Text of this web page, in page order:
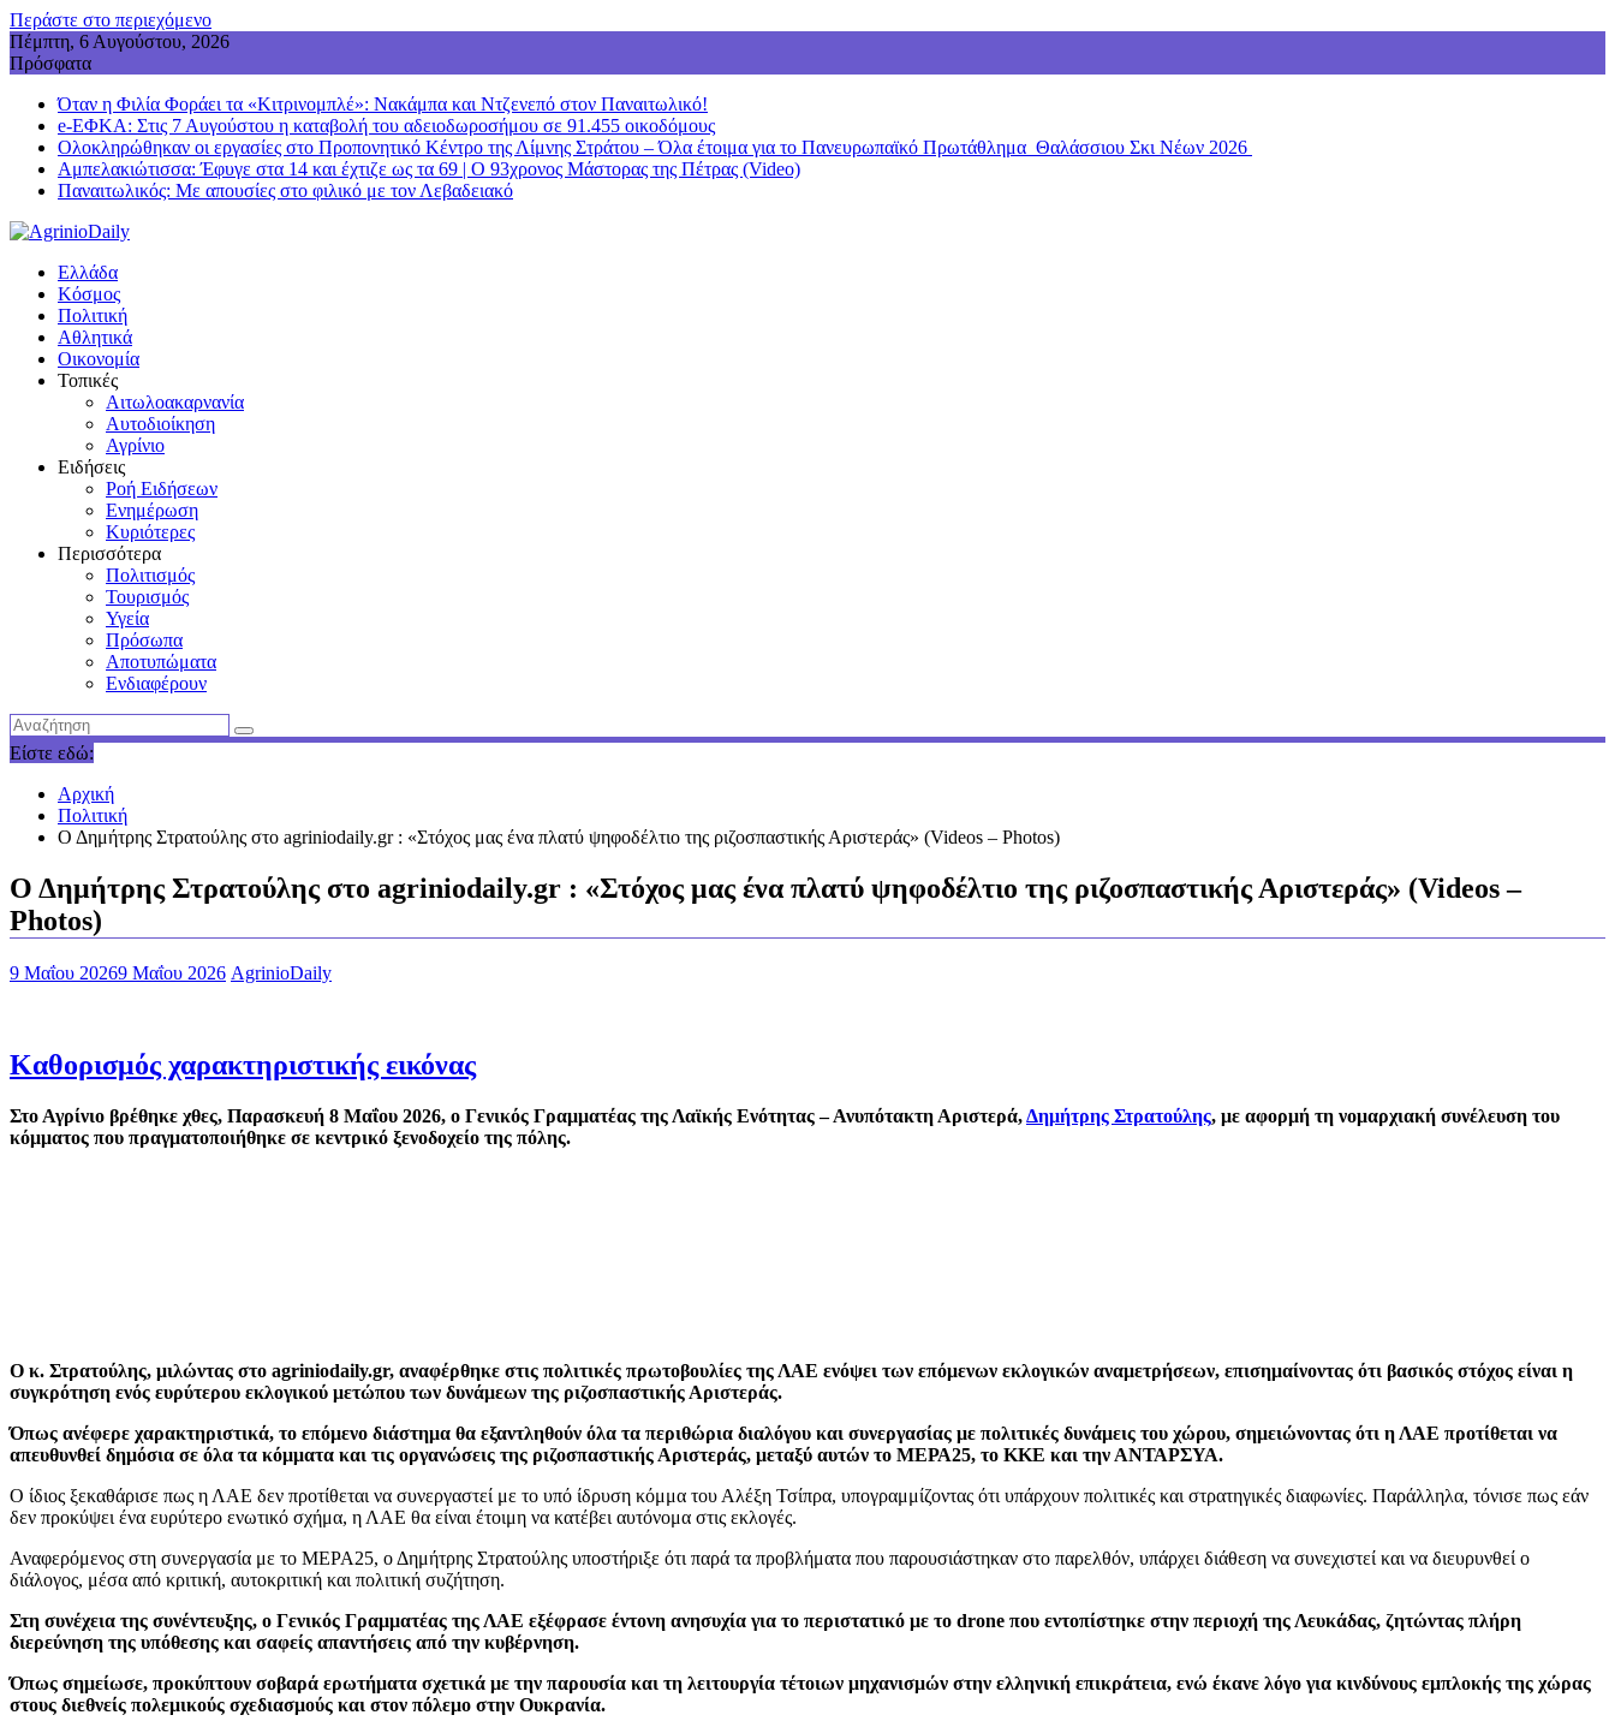
Περάστε στο περιεχόμενο
Πέμπτη, 6 Αυγούστου, 2026
Πρόσφατα
Όταν η Φιλία Φοράει τα «Κιτρινομπλέ»: Νακάμπα και Ντζενεπό στον Παναιτωλικό!
e-ΕΦΚΑ: Στις 7 Αυγούστου η καταβολή του αδειοδωροσήμου σε 91.455 οικοδόμους
Ολοκληρώθηκαν οι εργασίες στο Προπονητικό Κέντρο της Λίμνης Στράτου – Όλα έτοιμα για το Πανευρωπαϊκό Πρωτάθλημα Θαλάσσιου Σκι Νέων 2026
Αμπελακιώτισσα: Έφυγε στα 14 και έχτιζε ως τα 69 | Ο 93χρονος Μάστορας της Πέτρας (Video)
Παναιτωλικός: Με απουσίες στο φιλικό με τον Λεβαδειακό
Ελλάδα
Κόσμος
Πολιτική
Αθλητικά
Οικονομία
Τοπικές
Αιτωλοακαρνανία
Αυτοδιοίκηση
Αγρίνιο
Ειδήσεις
Ροή Ειδήσεων
Ενημέρωση
Κυριότερες
Περισσότερα
Πολιτισμός
Τουρισμός
Υγεία
Πρόσωπα
Αποτυπώματα
Ενδιαφέρουν
Είστε εδώ:
Αρχική
Πολιτική
Ο Δημήτρης Στρατούλης στο agriniodaily.gr : «Στόχος μας ένα πλατύ ψηφοδέλτιο της ριζοσπαστικής Αριστεράς» (Videos – Photos)
Ο Δημήτρης Στρατούλης στο agriniodaily.gr : «Στόχος μας ένα πλατύ ψηφοδέλτιο της ριζοσπαστικής Αριστεράς» (Videos –
Photos)
9 Μαΐου 20269 Μαΐου 2026 AgrinioDaily
Καθορισμός χαρακτηριστικής εικόνας
Στο Αγρίνιο βρέθηκε χθες, Παρασκευή 8 Μαΐου 2026, ο Γενικός Γραμματέας της Λαϊκής Ενότητας – Ανυπότακτη Αριστερά,Δημήτρης Στρατούλης, με αφορμή τη νομαρχιακή συνέλευση του
κόμματος που πραγματοποιήθηκε σε κεντρικό ξενοδοχείο της πόλης.
Ο κ. Στρατούλης, μιλώντας στο agriniodaily.gr, αναφέρθηκε στις πολιτικές πρωτοβουλίες της ΛΑΕ ενόψει των επόμενων εκλογικών αναμετρήσεων, επισημαίνοντας ότι βασικός στόχος είναι η
συγκρότηση ενός ευρύτερου εκλογικού μετώπου των δυνάμεων της ριζοσπαστικής Αριστεράς.
Όπως ανέφερε χαρακτηριστικά, το επόμενο διάστημα θα εξαντληθούν όλα τα περιθώρια διαλόγου και συνεργασίας με πολιτικές δυνάμεις του χώρου, σημειώνοντας ότι η ΛΑΕ προτίθεται να
απευθυνθεί δημόσια σε όλα τα κόμματα και τις οργανώσεις της ριζοσπαστικής Αριστεράς, μεταξύ αυτών το ΜΕΡΑ25, το ΚΚΕ και την ΑΝΤΑΡΣΥΑ.
Ο ίδιος ξεκαθάρισε πως η ΛΑΕ δεν προτίθεται να συνεργαστεί με το υπό ίδρυση κόμμα του Αλέξη Τσίπρα, υπογραμμίζοντας ότι υπάρχουν πολιτικές και στρατηγικές διαφωνίες. Παράλληλα, τόνισε πως εάν
δεν προκύψει ένα ευρύτερο ενωτικό σχήμα, η ΛΑΕ θα είναι έτοιμη να κατέβει αυτόνομα στις εκλογές.
Αναφερόμενος στη συνεργασία με το ΜΕΡΑ25, ο Δημήτρης Στρατούλης υποστήριξε ότι παρά τα προβλήματα που παρουσιάστηκαν στο παρελθόν, υπάρχει διάθεση να συνεχιστεί και να διευρυνθεί ο
διάλογος, μέσα από κριτική, αυτοκριτική και πολιτική συζήτηση.
Στη συνέχεια της συνέντευξης, ο Γενικός Γραμματέας της ΛΑΕ εξέφρασε έντονη ανησυχία για το περιστατικό με το drone που εντοπίστηκε στην περιοχή της Λευκάδας, ζητώντας πλήρη
διερεύνηση της υπόθεσης και σαφείς απαντήσεις από την κυβέρνηση.
Όπως σημείωσε, προκύπτουν σοβαρά ερωτήματα σχετικά με την παρουσία και τη λειτουργία τέτοιων μηχανισμών στην ελληνική επικράτεια, ενώ έκανε λόγο για κινδύνους εμπλοκής της χώρας
στους διεθνείς πολεμικούς σχεδιασμούς και στον πόλεμο στην Ουκρανία.